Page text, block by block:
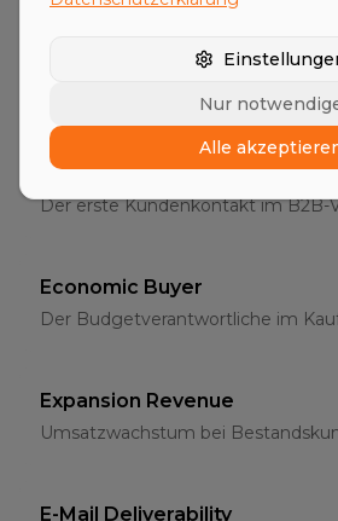
Die richtigen Ansprechpartner im
Erstgespräch
Der erste Kundenkontakt im B2B-
Economic Buyer
Der Budgetverantwortliche im
Expansion Revenue
Umsatzwachstum bei
E-Mail Deliverability
Nur
Alle